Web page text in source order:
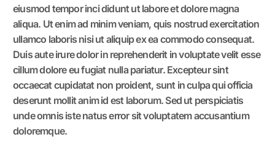
eiusmod tempor inci didunt ut labore et dolore magna
aliqua. Ut enim ad minim veniam, quis nostrud exercitation
ullamco laboris nisi ut aliquip ex ea commodo consequat.
Duis aute irure dolor in reprehenderit in voluptate velit esse
cillum dolore eu fugiat nulla pariatur. Excepteur sint
occaecat cupidatat non proident, sunt in culpa qui officia
deserunt mollit anim id est laborum. Sed ut perspiciatis
unde omnis iste natus error sit voluptatem accusantium
doloremque.